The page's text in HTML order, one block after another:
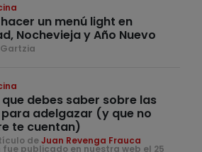
un menú light en
Nochevieja y Año Nuevo
Gartzia
debes saber sobre las
adelgazar (y que no
te cuentan)
deJuan Revenga Frauca
publicado en nuestra web el 25